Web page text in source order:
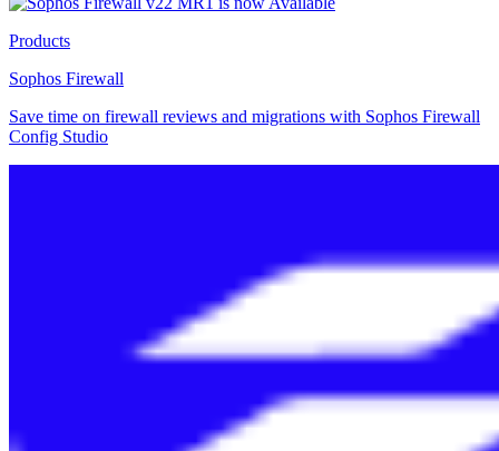
Products
Sophos Firewall
Save time on firewall reviews and migrations with Sophos Firewall
Config Studio